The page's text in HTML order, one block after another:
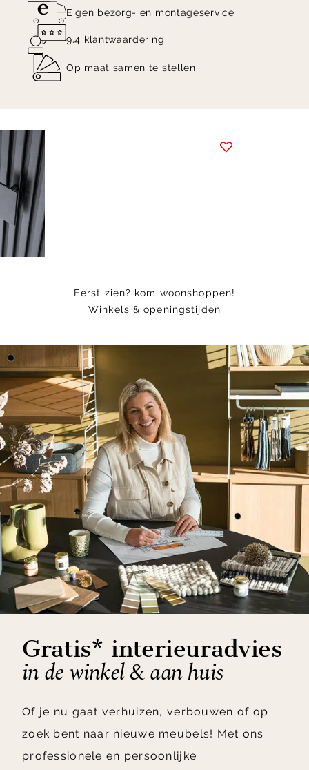
Eigen bezorg- en montageservice
9.4 klantwaardering
Op maat samen te stellen
Item
1
of
Eerst zien? kom woonshoppen!
Winkels & openingstijden
Gratis* interieuradvies
in de winkel & aan huis
Of je nu gaat verhuizen, verbouwen of op
zoek bent naar nieuwe meubels! Met ons
professionele en persoonlijke